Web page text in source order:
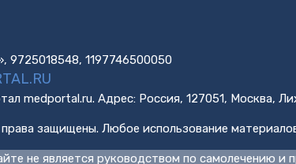
9725018548, 1197746500050
medportal.ru. Адрес: Россия, 127051, Москва,
защищены. Любое использование
не является руководством по самолечению и